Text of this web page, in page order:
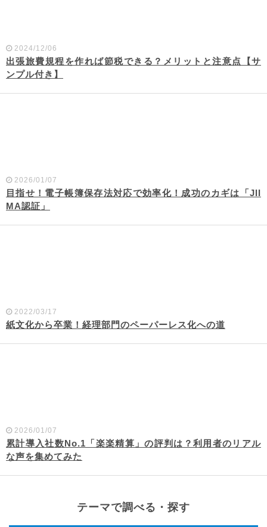
2024/12/06
出張旅費規程を作れば節税できる？メリットと注意点【サ
ンプル付き】
2026/01/07
目指せ！電子帳簿保存法対応で効率化！成功のカギは「JII
MA認証」
2022/03/17
紙文化から卒業！経理部門のペーパーレス化への道
2026/01/07
累計導入社数No.1「楽楽精算」の評判は？利用者のリアル
な声を集めてみた
テーマで調べる・探す